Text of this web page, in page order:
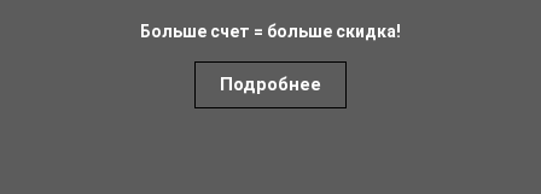
Больше счет = больше скидка!
Подробнее